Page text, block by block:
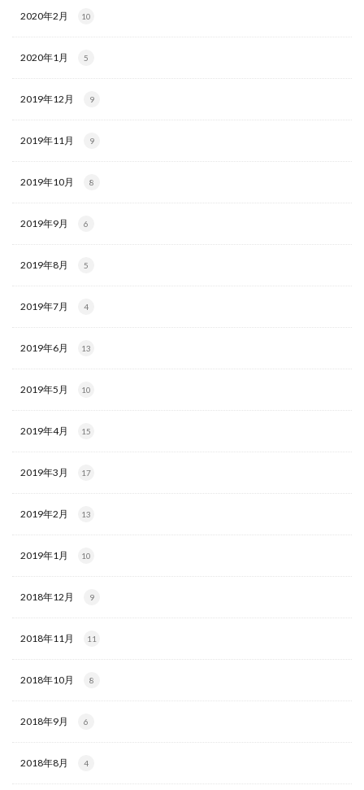
2020年2月 10
2020年1月 5
2019年12月 9
2019年11月 9
2019年10月 8
2019年9月 6
2019年8月 5
2019年7月 4
2019年6月 13
2019年5月 10
2019年4月 15
2019年3月 17
2019年2月 13
2019年1月 10
2018年12月 9
2018年11月 11
2018年10月 8
2018年9月 6
2018年8月 4